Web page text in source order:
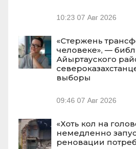
10:23 07 Авг 2026
«Стержень
человеке», —
Айыртауского
выборы
09:46 07 Авг 2026
«Хоть кол на
немедленно
реновации